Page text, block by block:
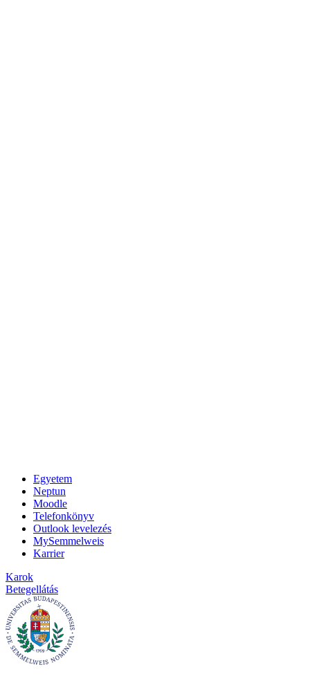
Egyetem
Neptun
Moodle
Telefonkönyv
Outlook levelezés
MySemmelweis
Karrier
Karok
Betegellátás